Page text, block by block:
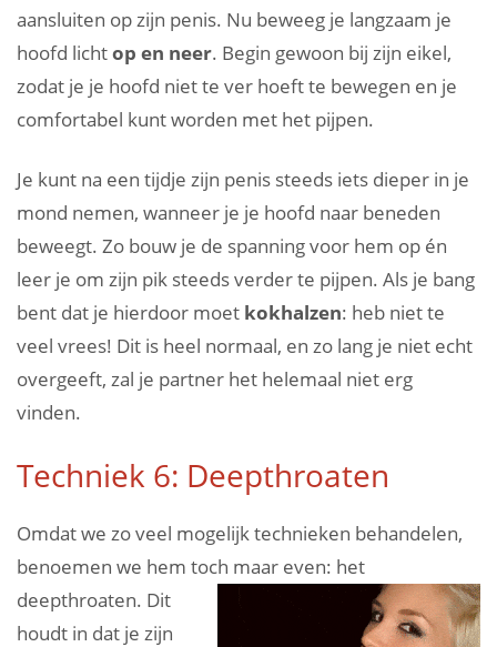
aansluiten op zijn penis. Nu beweeg je langzaam je
hoofd lichtop en neer. Begin gewoon bij zijn eikel,
zodat je je hoofd niet te ver hoeft te bewegen en je
comfortabel kunt worden met het pijpen.
Je kunt na een tijdje zijn penis steeds iets dieper in je
mond nemen, wanneer je je hoofd naar beneden
beweegt. Zo bouw je de spanning voor hem op én
leer je om zijn pik steeds verder te pijpen. Als je bang
bent dat je hierdoor moet kokhalzen: heb niet te
veel vrees! Dit is heel normaal, en zo lang je niet echt
overgeeft, zal je partner het helemaal niet erg
vinden.
Techniek 6: Deepthroaten
Omdat we zo veel mogelijk technieken behandelen,
benoemen we hem toch maar even: het
deepthroaten. Dit
houdt in dat je zijn